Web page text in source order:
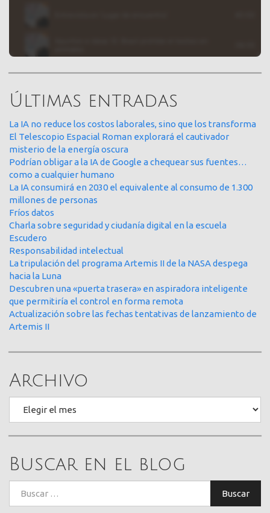
Últimas entradas
La IA no reduce los costos laborales, sino que los transforma
El Telescopio Espacial Roman explorará el cautivador
misterio de la energía oscura
Podrían obligar a la IA de Google a chequear sus fuentes…
como a cualquier humano
La IA consumirá en 2030 el equivalente al consumo de 1.300
millones de personas
Fríos datos
Charla sobre seguridad y ciudanía digital en la escuela
Escudero
Responsabilidad intelectual
La tripulación del programa Artemis II de la NASA despega
hacia la Luna
Descubren una «puerta trasera» en aspiradora inteligente
que permitiría el control en forma remota
Actualización sobre las fechas tentativas de lanzamiento de
Artemis II
Archivo
Archivo
Buscar en el blog
Buscar